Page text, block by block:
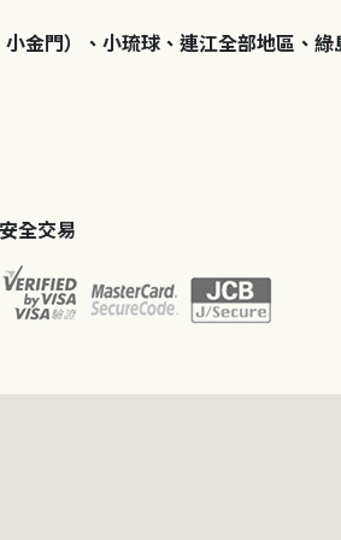
金門）、小琉球、連江全部地區、綠
安全交易